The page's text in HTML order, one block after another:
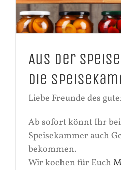
Aus der
die
Liebe Freunde des
Ab sofort könnt Ihr
Speisekammer auch
bekommen.
Wir kochen für Euch